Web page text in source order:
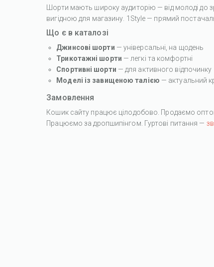
Шорти мають широку аудиторію — від молоді до
вигідною для магазину. 1Style — прямий
Що є в каталозі
Джинсові шорти — універсальні, на щодень
Трикотажні шорти — легкі та комфортні
Спортивні шорти — для активного відпочинку
Моделі із завищеною талією — актуальний
Замовлення
Кошик сайту працює цілодобово. Продаємо
Працюємо за дропшипінгом. Гуртові питання —